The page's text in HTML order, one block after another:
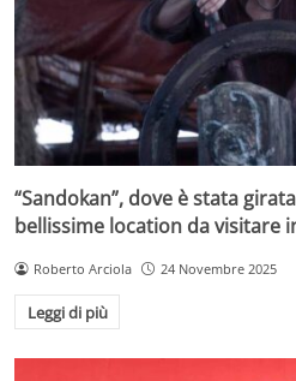
“Sandokan”, dove è stata
bellissime location da visitare
Roberto Arciola 24 Novembre 2025
Leggi di più